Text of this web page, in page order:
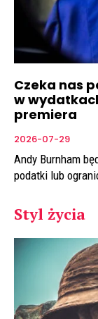
Czeka nas
w
premiera
2026-07-29
Andy Burnham
podatki lub
Styl życia